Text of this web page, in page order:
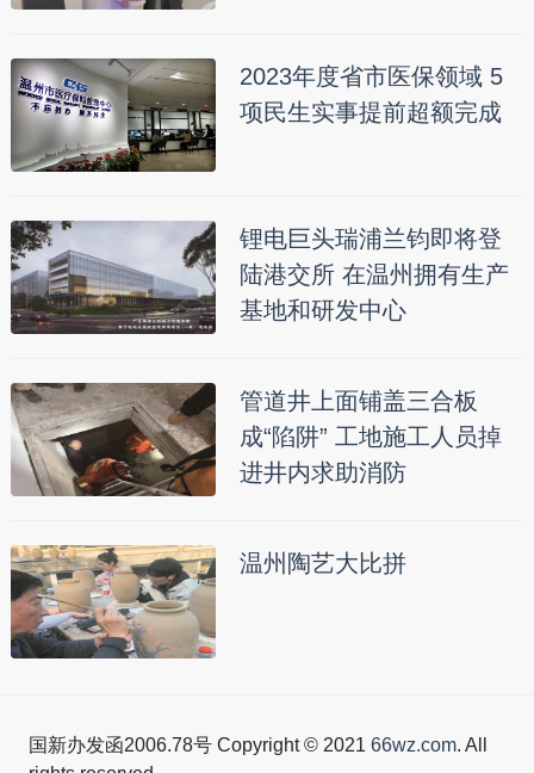
2023年度省市医保领域 5
项民生实事提前超额完成
锂电巨头瑞浦兰钧即将登
陆港交所 在温州拥有生产
基地和研发中心
管道井上面铺盖三合板
成“陷阱” 工地施工人员掉
进井内求助消防
温州陶艺大比拼
国新办发函2006.78号 Copyright © 2021 66wz.com. All